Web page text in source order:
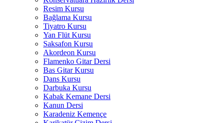
Resim Kursu
Bağlama Kursu
Tiyatro Kursu
Yan Flüt Kursu
Saksafon Kursu
Akordeon Kursu
Flamenko Gitar Dersi
Bas Gitar Kursu
Dans Kursu
Darbuka Kursu
Kabak Kemane Dersi
Kanun Dersi
Karadeniz Kemençe